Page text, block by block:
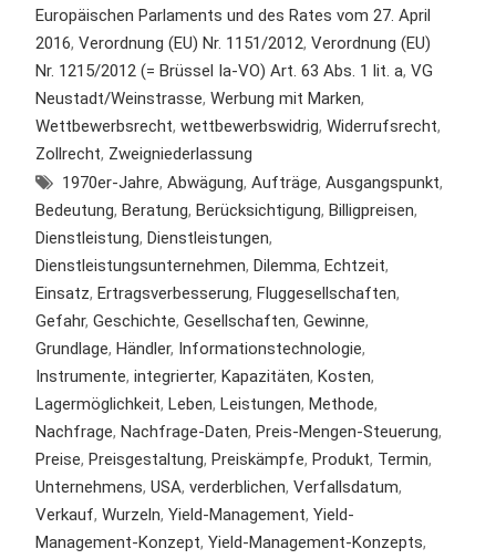
Europäischen Parlaments und des Rates vom 27. April
2016, Verordnung (EU) Nr. 1151/2012, Verordnung (EU)
Nr. 1215/2012 (= Brüssel Ia-VO) Art. 63 Abs. 1 lit. a, VG
Neustadt/Weinstrasse, Werbung mit Marken,
Wettbewerbsrecht, wettbewerbswidrig, Widerrufsrecht,
Zollrecht, Zweigniederlassung
1970er-Jahre, Abwägung, Aufträge, Ausgangspunkt,
Bedeutung, Beratung, Berücksichtigung, Billigpreisen,
Dienstleistung, Dienstleistungen,
Dienstleistungsunternehmen, Dilemma, Echtzeit,
Einsatz, Ertragsverbesserung, Fluggesellschaften,
Gefahr, Geschichte, Gesellschaften, Gewinne,
Grundlage, Händler, Informationstechnologie,
Instrumente, integrierter, Kapazitäten, Kosten,
Lagermöglichkeit, Leben, Leistungen, Methode,
Nachfrage, Nachfrage-Daten, Preis-Mengen-Steuerung,
Preise, Preisgestaltung, Preiskämpfe, Produkt, Termin,
Unternehmens, USA, verderblichen, Verfallsdatum,
Verkauf, Wurzeln, Yield-Management, Yield-
Management-Konzept, Yield-Management-Konzepts,